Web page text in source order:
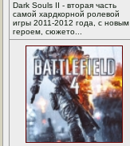
Dark Souls II - вторая часть
самой хардкорной ролевой
игры 2011-2012 года, с новым
героем, сюжето...